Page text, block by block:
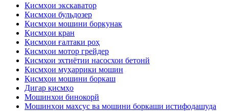
Қисмҳои экскаватор
Қисмҳои бульдозер
Қисмҳои мошини боркунак
Қисмҳои кран
Қисмҳои ғалтаки роҳ
Қисмҳои мотор грейдер
Кисмхои эхтиётии насосхои бетонй
Қисмҳои муҳаррики мошин
Қисмҳои мошини боркаш
Дигар қисмҳо
Мошинхои бинокорй
Мошинҳои махсус ва мошини боркаши истифодашуда